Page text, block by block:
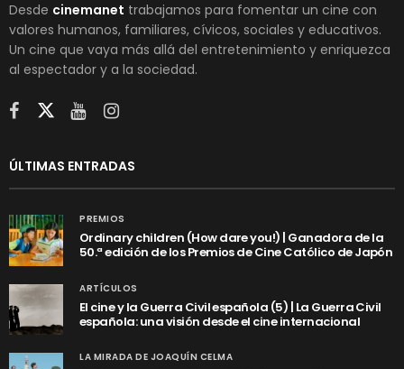
Desde cinemanet trabajamos para fomentar un cine con
valores humanos, familiares, cívicos, sociales y educativos.
Un cine que vaya más allá del entretenimiento y enriquezca
al espectador y a la sociedad.
ÚLTIMAS ENTRADAS
PREMIOS
Ordinary children (How dare you!) | Ganadora de la
50.ª edición de los Premios de Cine Católico de Japón
ARTÍCULOS
El cine y la Guerra Civil española (5) | La Guerra Civil
española: una visión desde el cine internacional
LA MIRADA DE JOAQUÍN CELMA